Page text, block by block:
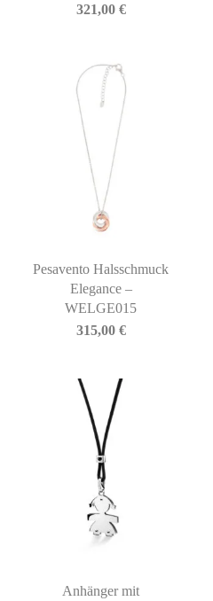
321,00 €
Pesavento Halsschmuck
Elegance –
WELGE015
315,00 €
Anhänger mit